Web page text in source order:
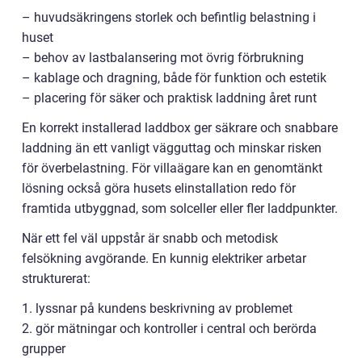
– huvudsäkringens storlek och befintlig belastning i
huset
– behov av lastbalansering mot övrig förbrukning
– kablage och dragning, både för funktion och estetik
– placering för säker och praktisk laddning året runt
En korrekt installerad laddbox ger säkrare och snabbare
laddning än ett vanligt vägguttag och minskar risken
för överbelastning. För villaägare kan en genomtänkt
lösning också göra husets elinstallation redo för
framtida utbyggnad, som solceller eller fler laddpunkter.
När ett fel väl uppstår är snabb och metodisk
felsökning avgörande. En kunnig elektriker arbetar
strukturerat:
1. lyssnar på kundens beskrivning av problemet
2. gör mätningar och kontroller i central och berörda
grupper